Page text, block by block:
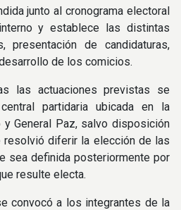
junto al cronograma electoral
y establece las distintas
presentación de candidaturas,
de los comicios.
las actuaciones previstas se
partidaria ubicada en la
y General Paz, salvo disposición
resolvió diferir la elección de las
sea definida posteriormente por
resulte electa.
convocó a los integrantes de la